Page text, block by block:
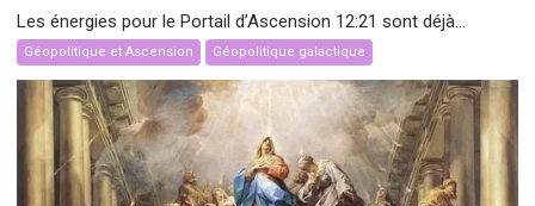
Les énergies pour le Portail d’Ascension 12:21 sont déjà...
Géopolitique et Ascension Géopolitique galactique